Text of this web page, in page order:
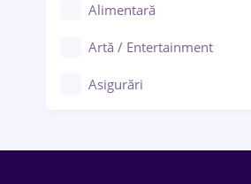
Alimentară
Artă / Entertainment
Asigurări